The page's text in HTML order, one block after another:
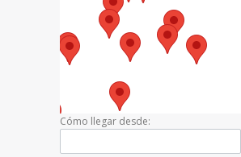
Cómo llegar desde: